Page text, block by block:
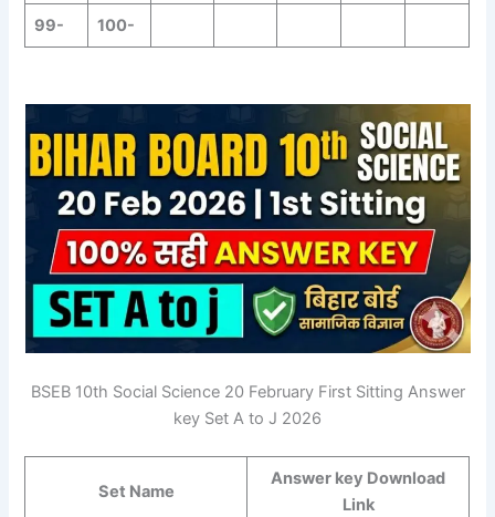
99- 100-
BSEB 10th Social Science 20 February First Sitting Answer
key Set A to J 2026
Set Name
Answer key Download
Link